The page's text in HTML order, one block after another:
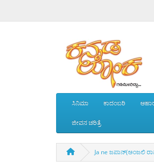
ಸಿನಿಮಾ ಕಾದಂಬರಿ
ಜೀವನ ಚರಿತ್ರೆ
Ja ne ಜಪಾನ್(ಅಂಜಲಿ